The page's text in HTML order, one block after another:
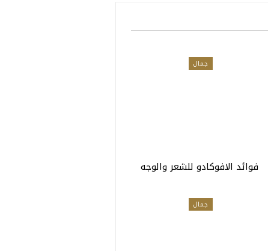
جمال
فوائد الافوكادو للشعر والوجه
جمال